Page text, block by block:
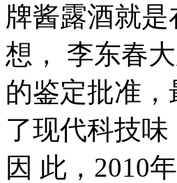
牌酱露酒就
想， 李东春
的鉴定批准
了现代科技
因 此，2010